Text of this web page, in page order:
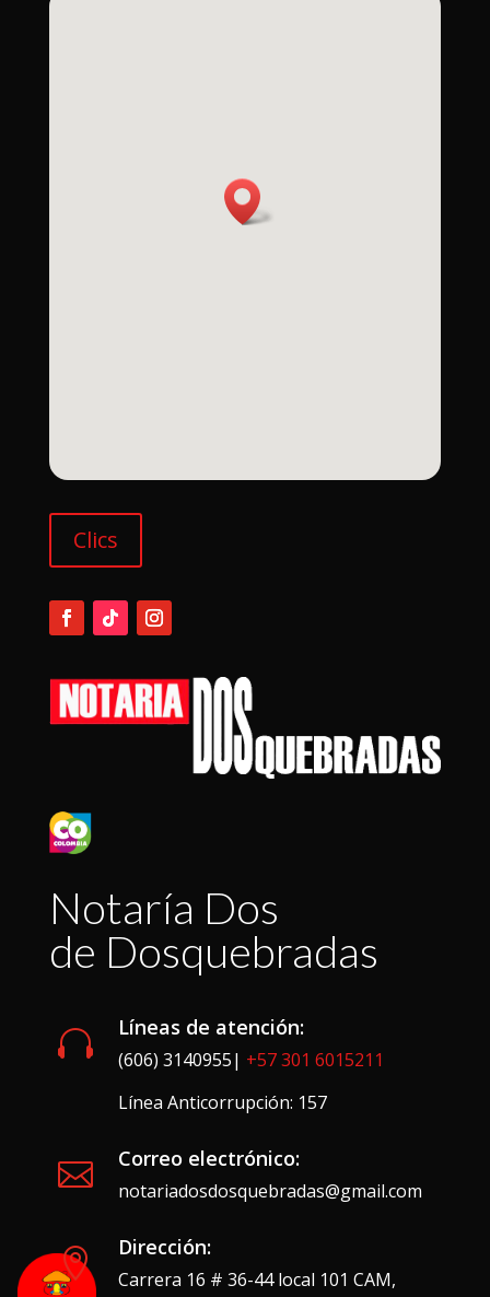
Clics
Notaría Dos
de Dosquebradas
 Líneas de atención:
(606) 3140955| +57 301 6015211
Línea Anticorrupción: 157
 Correo electrónico:
notariadosdosquebradas@gmail.com
 Dirección:
Carrera 16 # 36-44 local 101 CAM,